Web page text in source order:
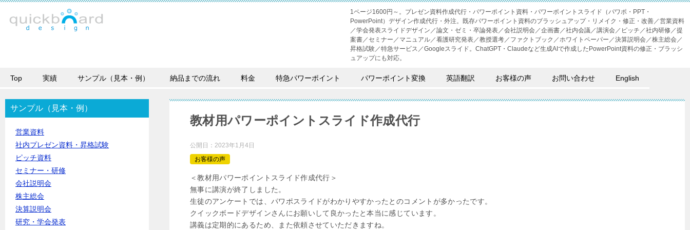
1ページ1600円～。プレゼン資料作成代行・パワーポイント資料・パワーポイントスライド（パワポ・PPT・
PowerPoint）デザイン作成代行・外注。既存パワーポイント資料のブラッシュアップ・リメイク・修正・改善／営業資料
／学会発表スライドデザイン／論文・ゼミ・卒論発表／会社説明会／企画書／社内会議／講演会／ピッチ／社内研修／提
案書／セミナー／マニュアル／看護研究発表／教授選考／ファクトブック／ホワイトペーパー／決算説明会／株主総会／
昇格試験／特急サービス／Googleスライド。ChatGPT・Claudeなど生成AIで作成したPowerPoint資料の修正・ブラッシ
ュアップにも対応。
Top 実績 サンプル（見本・例） 納品までの流れ 料金 特急パワーポイント パワーポイント変換 英語翻訳 お客様の声 お問い合わせ English
教材用パワーポイントスライド作成代行
公開日： 2023年1月4日
お客様の声
＜教材用パワーポイントスライド作成代行＞
無事に講演が終了しました。
生徒のアンケートでは、パワポスライドがわかりやすかったとのコメントが多かったです。
クイックボードデザインさんにお願いして良かったと本当に感じています。
講義は定期的にあるため、また依頼させていただきますね。
サンプル（見本・例）
営業資料
社内プレゼン資料・昇格試験
ピッチ資料
セミナー・研修
会社説明会
株主総会
決算説明会
研究・学会発表